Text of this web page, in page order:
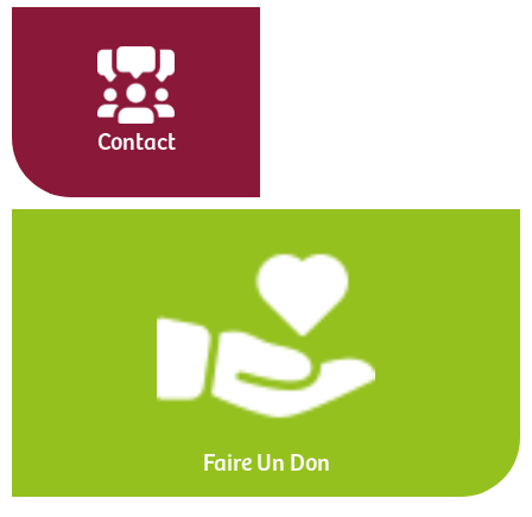
Contact
Faire Un Don